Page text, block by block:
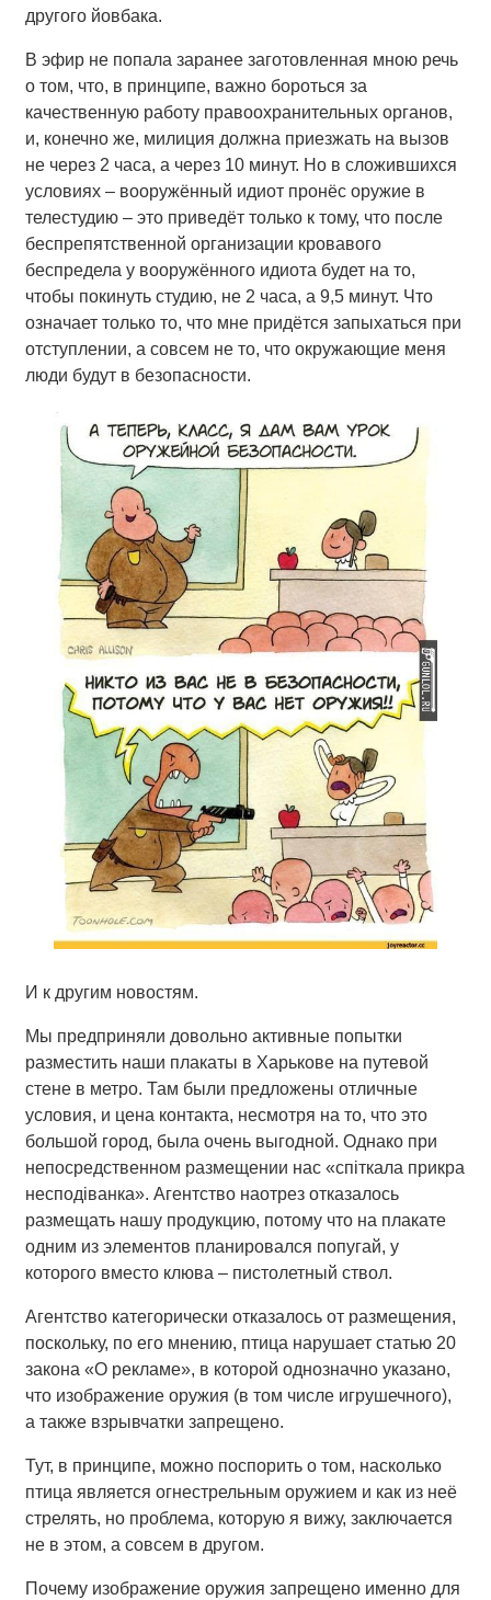
другого йовбака.
В эфир не попала заранее заготовленная мною речь
о том, что, в принципе, важно бороться за
качественную работу правоохранительных органов,
и, конечно же, милиция должна приезжать на вызов
не через 2 часа, а через 10 минут. Но в сложившихся
условиях – вооружённый идиот пронёс оружие в
телестудию – это приведёт только к тому, что после
беспрепятственной организации кровавого
беспредела у вооружённого идиота будет на то,
чтобы покинуть студию, не 2 часа, а 9,5 минут. Что
означает только то, что мне придётся запыхаться при
отступлении, а совсем не то, что окружающие меня
люди будут в безопасности.
И к другим новостям.
Мы предприняли довольно активные попытки
разместить наши плакаты в Харькове на путевой
стене в метро. Там были предложены отличные
условия, и цена контакта, несмотря на то, что это
большой город, была очень выгодной. Однако при
непосредственном размещении нас «спіткала прикра
несподіванка». Агентство наотрез отказалось
размещать нашу продукцию, потому что на плакате
одним из элементов планировался попугай, у
которого вместо клюва – пистолетный ствол.
Агентство категорически отказалось от размещения,
поскольку, по его мнению, птица нарушает статью 20
закона «О рекламе», в которой однозначно указано,
что изображение оружия (в том числе игрушечного),
а также взрывчатки запрещено.
Тут, в принципе, можно поспорить о том, насколько
птица является огнестрельным оружием и как из неё
стрелять, но проблема, которую я вижу, заключается
не в этом, а совсем в другом.
Почему изображение оружия запрещено именно для